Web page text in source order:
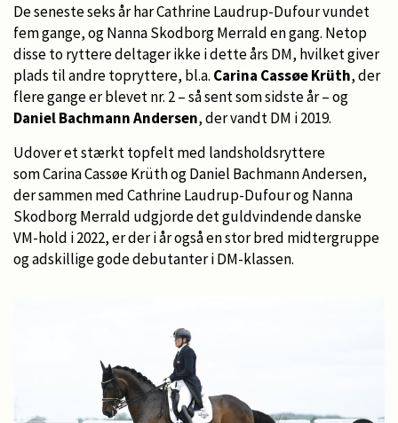
De seneste seks år har Cathrine Laudrup-Dufour vundet
fem gange, og Nanna Skodborg Merrald en gang. Netop
disse to ryttere deltager ikke i dette års DM, hvilket giver
plads til andre topryttere, bl.a. Carina Cassøe Krüth, der
flere gange er blevet nr. 2 – så sent som sidste år – og
Daniel Bachmann Andersen, der vandt DM i 2019.
Udover et stærkt topfelt med landsholdsryttere
som Carina Cassøe Krüth og Daniel Bachmann Andersen,
der sammen med Cathrine Laudrup-Dufour og Nanna
Skodborg Merrald udgjorde det guldvindende danske
VM-hold i 2022, er der i år også en stor bred midtergruppe
og adskillige gode debutanter i DM-klassen.